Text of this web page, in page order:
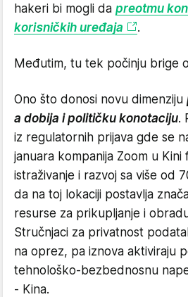
hakeri bi mogli da preotmu
korisničkih uređaja
.
Međutim, tu tek počinju brige
Ono što donosi novu dimenziju
a dobija i političku konotaciju.
iz regulatornih prijava gde se
januara kompanija Zoom u
istraživanje i razvoj sa više od
da na toj lokaciji postavlja
resurse za prikupljanje i
Stručnjaci za privatnost
na oprez, pa iznova aktiviraju
tehnološko-bezbednosnu
- Kina.